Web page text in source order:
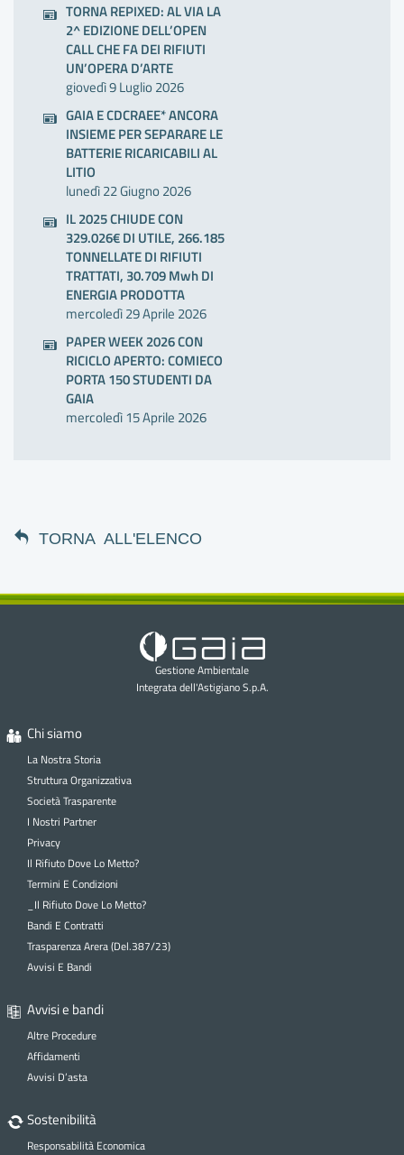
TORNA REPIXED: AL VIA LA
2^ EDIZIONE DELL’OPEN
CALL CHE FA DEI RIFIUTI
UN’OPERA D’ARTE
giovedì 9 Luglio 2026
GAIA E CDCRAEE* ANCORA
INSIEME PER SEPARARE LE
BATTERIE RICARICABILI AL
LITIO
lunedì 22 Giugno 2026
IL 2025 CHIUDE CON
329.026€ DI UTILE, 266.185
TONNELLATE DI RIFIUTI
TRATTATI, 30.709 Mwh DI
ENERGIA PRODOTTA
mercoledì 29 Aprile 2026
PAPER WEEK 2026 CON
RICICLO APERTO: COMIECO
PORTA 150 STUDENTI DA
GAIA
mercoledì 15 Aprile 2026
TORNA ALL'ELENCO
Gestione Ambientale
Integrata dell'Astigiano S.p.A.
Chi siamo
La Nostra Storia
Struttura Organizzativa
Società Trasparente
I Nostri Partner
Privacy
Il Rifiuto Dove Lo Metto?
Termini E Condizioni
_Il Rifiuto Dove Lo Metto?
Bandi E Contratti
Trasparenza Arera (Del.387/23)
Avvisi E Bandi
Avvisi e bandi
Altre Procedure
Affidamenti
Avvisi D’asta
Sostenibilità
Responsabilità Economica